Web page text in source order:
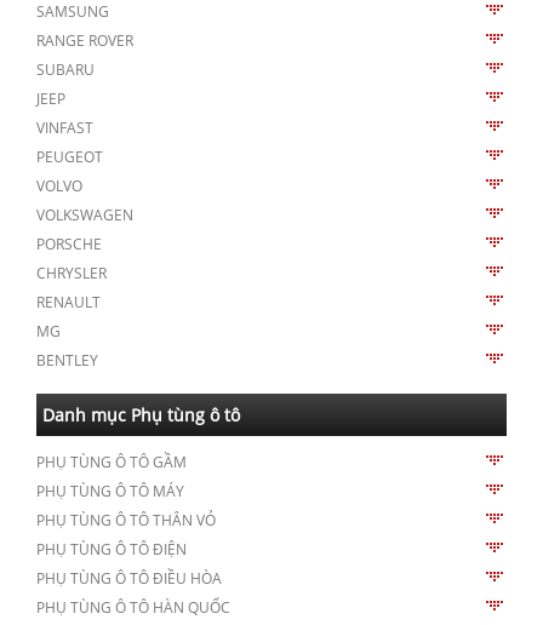
SAMSUNG
RANGE ROVER
SUBARU
JEEP
VINFAST
PEUGEOT
VOLVO
VOLKSWAGEN
PORSCHE
CHRYSLER
RENAULT
MG
BENTLEY
Danh mục Phụ tùng ô tô
PHỤ TÙNG Ô TÔ GẦM
PHỤ TÙNG Ô TÔ MÁY
PHỤ TÙNG Ô TÔ THÂN VỎ
PHỤ TÙNG Ô TÔ ĐIỆN
PHỤ TÙNG Ô TÔ ĐIỀU HÒA
PHỤ TÙNG Ô TÔ HÀN QUỐC